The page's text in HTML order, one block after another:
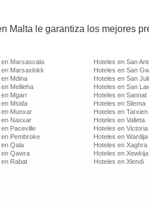
Malta le garantiza los mejores
en Marsascala
en Marsaxlokk
Mdina
Mellieha
en Mgarr
en Msida
en Munxar
en Naxxar
Paceville
en Pembroke
en Qala
en Qawra
en Rabat
Hoteles en San
Hoteles en San
Hoteles en San
Hoteles en San
Hoteles en Sannat
Hoteles en Sliema
Hoteles en Tarxien
Hoteles en Valleta
Hoteles en Victoria
Hoteles en Wardija
Hoteles en Xaghra
Hoteles en Xewkija
Hoteles en Xlendi